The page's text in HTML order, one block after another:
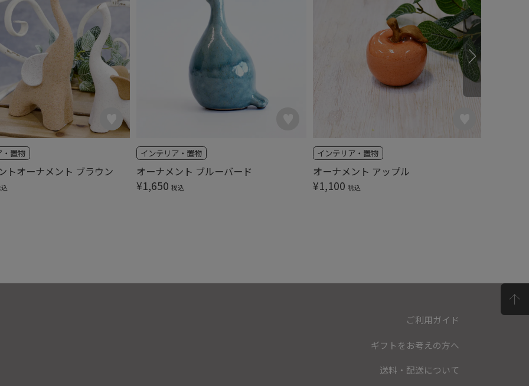
トオーナメント ブラウン
・置物
オーナメント ブルーバード
インテリア・置物
¥1,650 税込
オーナメント アップル
インテリア・置物
¥1,100 税込
ご利用ガイド
ギフトをお考えの方へ
送料・配送について